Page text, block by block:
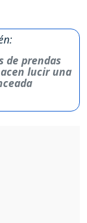
de prendas
lucir una